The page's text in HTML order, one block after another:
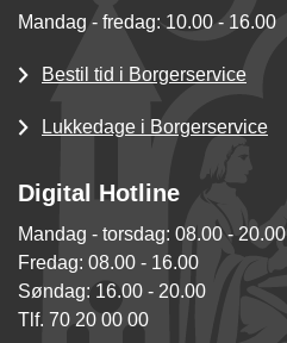
Mandag - fredag: 10.00 - 16.00
Bestil tid i Borgerservice
Lukkedage i Borgerservice
Digital Hotline
Mandag - torsdag: 08.00 - 20.00
Fredag: 08.00 - 16.00
Søndag: 16.00 - 20.00
Tlf. 70 20 00 00